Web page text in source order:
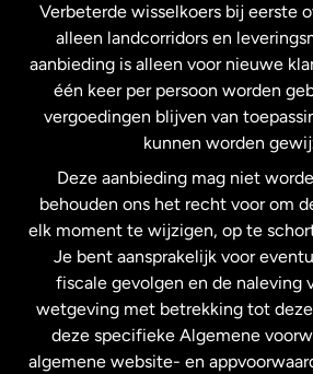
Maleisië
Nederland
Nieuw-Zeeland
Spanje
Verenigd Koninkrijk
Verbeterde wisselkoers bij eerste
alleen landcorridors en
aanbieding is alleen voor nieuwe
één keer per persoon worden
vergoedingen blijven van
kunnen worden
Deze aanbieding mag niet
behouden ons het recht voor om
elk moment te wijzigen, op te
Je bent aansprakelijk voor
fiscale gevolgen en de naleving
wetgeving met betrekking tot
deze specifieke Algemene
algemene website- en